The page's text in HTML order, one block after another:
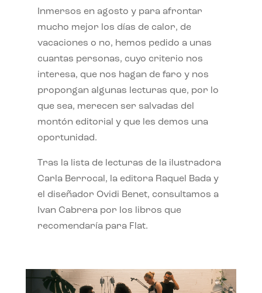
Inmersos en agosto y para afrontar
mucho mejor los días de calor, de
vacaciones o no, hemos pedido a unas
cuantas personas, cuyo criterio nos
interesa, que nos hagan de faro y nos
propongan algunas lecturas que, por lo
que sea, merecen ser salvadas del
montón editorial y que les demos una
oportunidad.
Tras la lista de lecturas de la ilustradora
Carla Berrocal, la editora Raquel Bada y
el diseñador Ovidi Benet, consultamos a
Ivan Cabrera por los libros que
recomendaría para Flat.